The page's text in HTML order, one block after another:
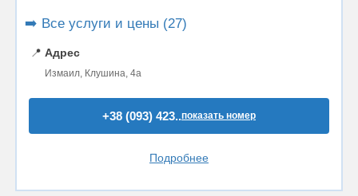
➡️ Все услуги и цены (27)
📍 Адрес
Измаил, Клушина, 4а
+38 (093) 423..показать номер
Подробнее